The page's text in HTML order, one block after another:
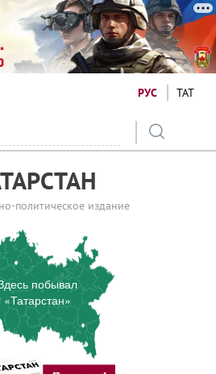
РУС ТАТ
политическое издание
побывал
«Татарстан»